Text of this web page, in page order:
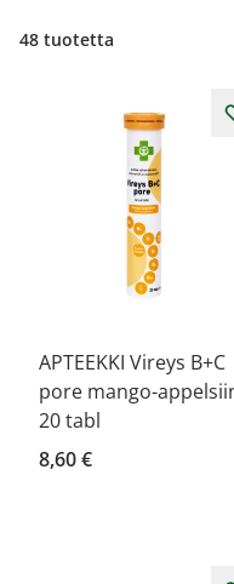
48 tuotetta
APTEEKKI Vireys B+C
pore mango-
20 tabl
8,60 €